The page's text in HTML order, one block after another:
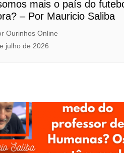
mais o país do
– Por Mauricio Saliba
Ourinhos Online
julho de 2026